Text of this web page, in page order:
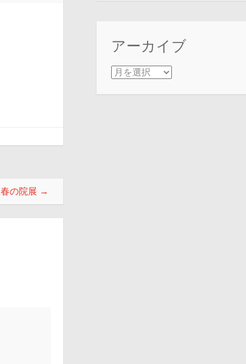
春の院展 →
アーカイブ
アーカイブ